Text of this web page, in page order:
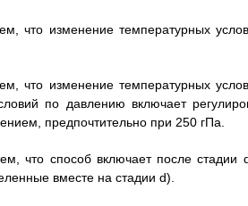
что изменение температурных
что изменение температурных
по давлению включает
предпочтительно при 250 гПа.
что способ включает после стадии
вместе на стадии d).